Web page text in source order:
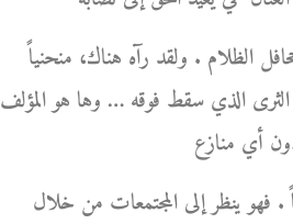
الظلام . ولقد رآه هناك، منحنياً
الثرى الذي سقط فوقه … وها هو المؤلف
فهو ينظر إلى المجتمعات من خلال